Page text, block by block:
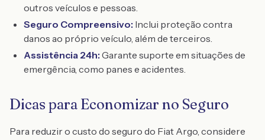
outros veículos e pessoas.
Seguro Compreensivo: Inclui proteção contra
danos ao próprio veículo, além de terceiros.
Assistência 24h: Garante suporte em situações de
emergência, como panes e acidentes.
Dicas para Economizar no Seguro
Para reduzir o custo do seguro do Fiat Argo, considere